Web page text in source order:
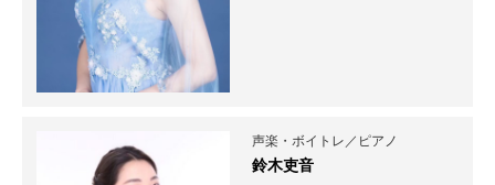
声楽・ボイトレ／ピアノ
鈴木吏音